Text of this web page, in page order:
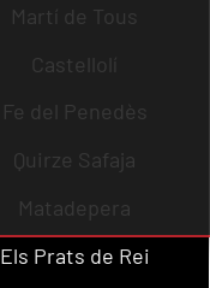
Martí de Tous
Castellolí
Fe del Penedès
Quirze Safaja
Matadepera
Els Prats de Rei